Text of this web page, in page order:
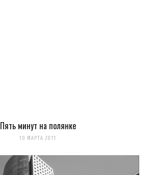
Пять минут на полянке
10 МАРТА 2011